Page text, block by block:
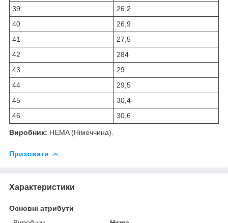
39
26,2
40
26,9
41
27,5
42
284
43
29
44
29,5
45
30,4
46
30,6
Виробник: HEMA (Німеччина).
Приховати
Характеристики
Основні атрибути